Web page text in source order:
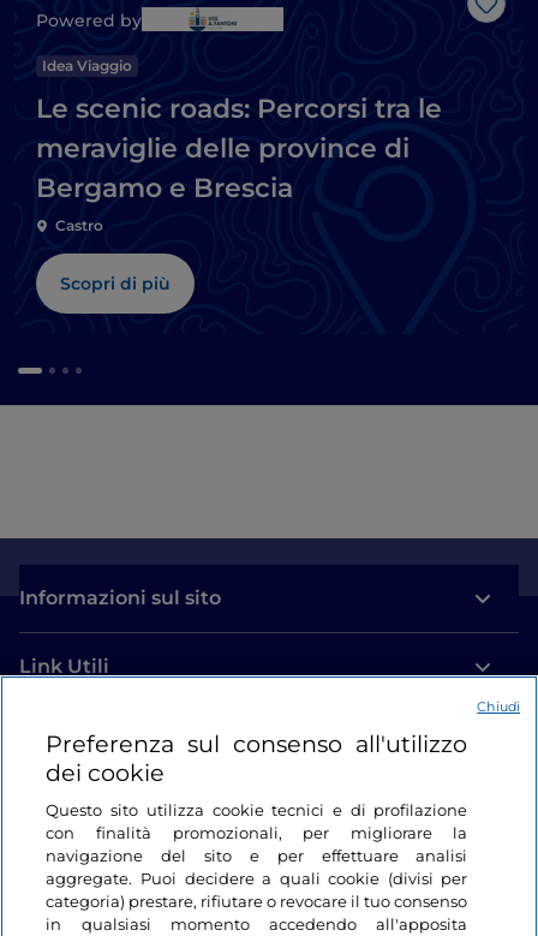
Like
Powered by
Idea Viaggio
Le scenic roads: Percorsi tra le
meraviglie delle province di
Bergamo e Brescia
Castro
Scopri di più
Informazioni sul sito
Link Utili
Login
Restiamo in contatto
Preferenza sul consenso all'utilizzo
dei cookie
Questo sito utilizza cookie tecnici e di profilazione
con finalità promozionali, per migliorare la
navigazione del sito e per effettuare analisi
aggregate. Puoi decidere a quali cookie (divisi per
categoria) prestare, rifiutare o revocare il tuo consenso
in qualsiasi momento accedendo all'apposita
Chiudi